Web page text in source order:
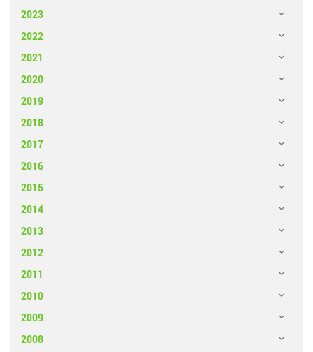
2023
2022
2021
2020
2019
2018
2017
2016
2015
2014
2013
2012
2011
2010
2009
2008